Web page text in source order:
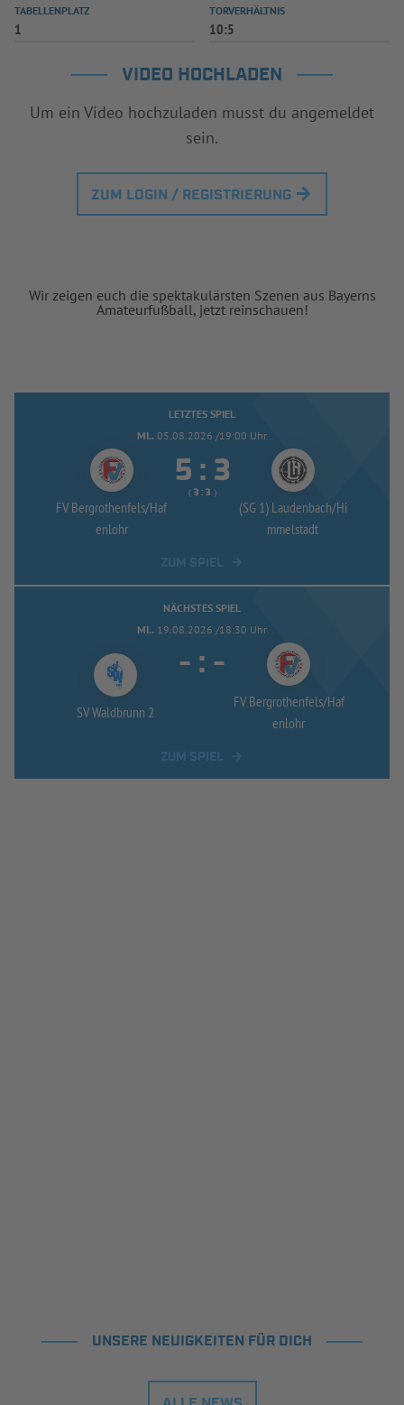
TABELLENPLATZ
1
TORVERHÄLTNIS
10:5
VIDEO HOCHLADEN
Um ein Video hochzuladen musst du angemeldet
sein.
ZUM LOGIN / REGISTRIERUNG
Wir zeigen euch die spektakulärsten Szenen aus Bayerns
Amateurfußball, jetzt reinschauen!
LETZTES SPIEL
MI.. 05.08.2026 /19:00 Uhr
FV Bergrothenfels/Haf
enlohr
 : 
(  :  )
(SG 1) Laudenbach/Hi
mmelstadt
NÄCHSTES SPIEL
MI.. 19.08.2026 /18:30 Uhr
SV Waldbrunn 2
- : -
FV Bergrothenfels/Haf
enlohr
UNSERE NEUIGKEITEN FÜR DICH